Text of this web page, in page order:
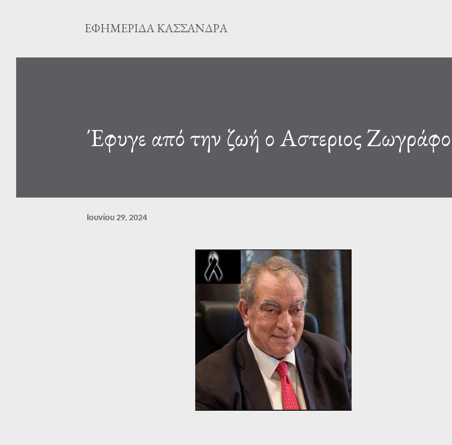
ΕΦΗΜΕΡΊΔΑ ΚΑΣΣΆΝΔΡΑ
Έφυγε από την ζωή ο Αστεριος
Ιουνίου 29, 2024